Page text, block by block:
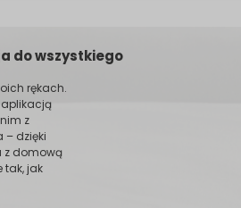
do wszystkiego
rękach.
aplikacją
z
– dzięki
z domową
tak, jak